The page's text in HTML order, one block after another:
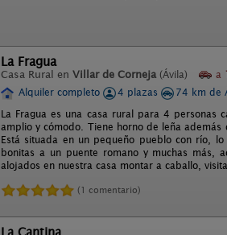
La Fragua
Casa Rural en Villar de Corneja (Ávila) a
Alquiler completo
4 plazas
74 km de
La Fragua es una casa rural para 4 personas
amplio y cómodo. Tiene horno de leña además
Está situada en un pequeño pueblo con río,
bonitas a un puente romano y muchas más,
alojados en nuestra casa montar a caballo,
(1 comentario)
La Cantina